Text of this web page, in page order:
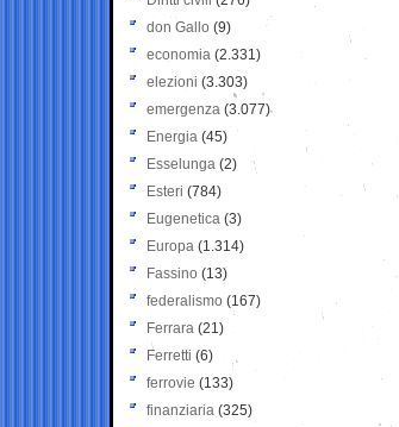
don Gallo (9)
economia (2.331)
elezioni (3.303)
emergenza (3.077)
Energia (45)
Esselunga (2)
Esteri (784)
Eugenetica (3)
Europa (1.314)
Fassino (13)
federalismo (167)
Ferrara (21)
Ferretti (6)
ferrovie (133)
finanziaria (325)